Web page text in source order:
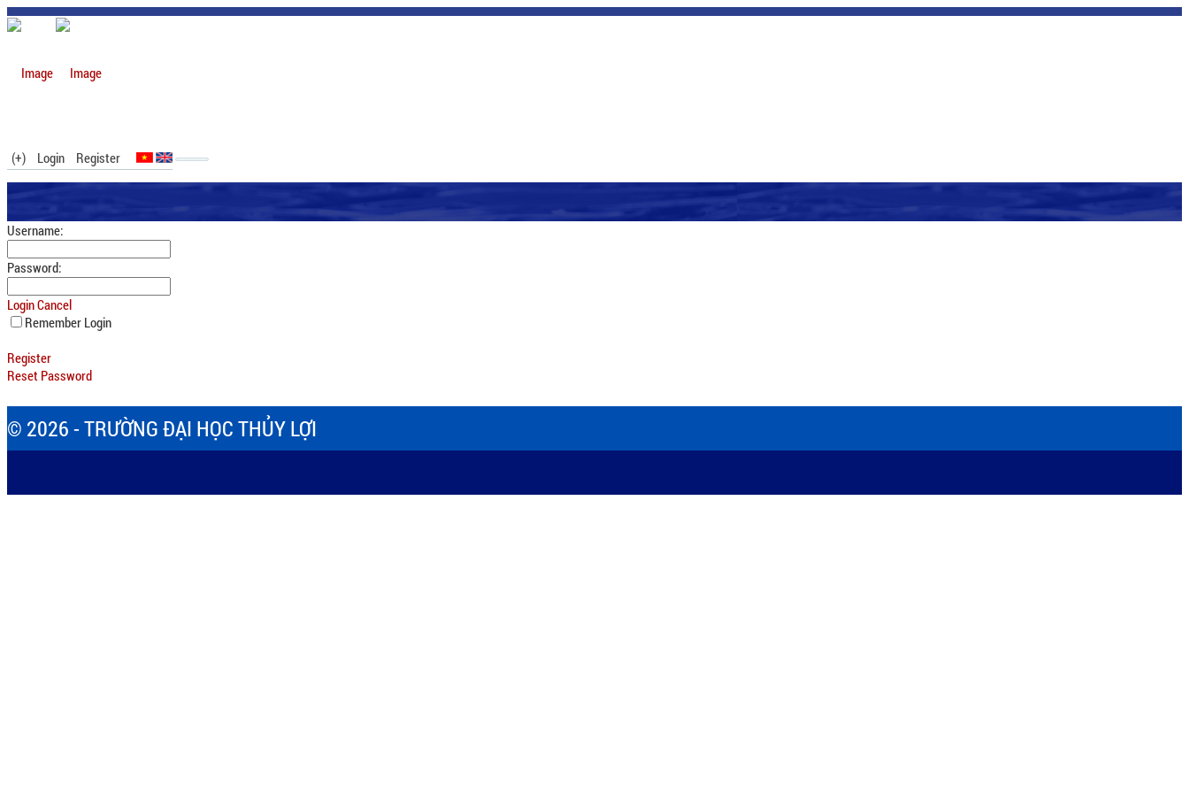
(+) Login Register
Username:
Password:
LoginCancel
Remember Login
Register
Reset Password
© 2026 - TRƯỜNG ĐẠI HỌC THỦY LỢI